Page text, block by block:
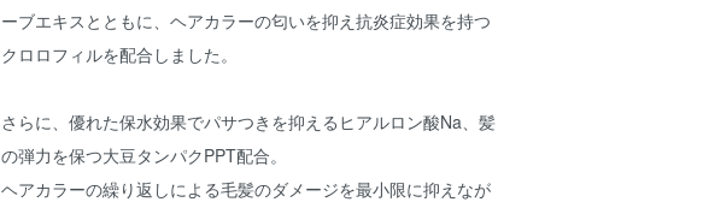
ーブエキスとともに、ヘアカラーの匂いを抑え抗炎症効果を持つ
クロロフィルを配合しました。
さらに、優れた保水効果でパサつきを抑えるヒアルロン酸Na、髪
の弾力を保つ大豆タンパクPPT配合。
ヘアカラーの繰り返しによる毛髪のダメージを最小限に抑えなが